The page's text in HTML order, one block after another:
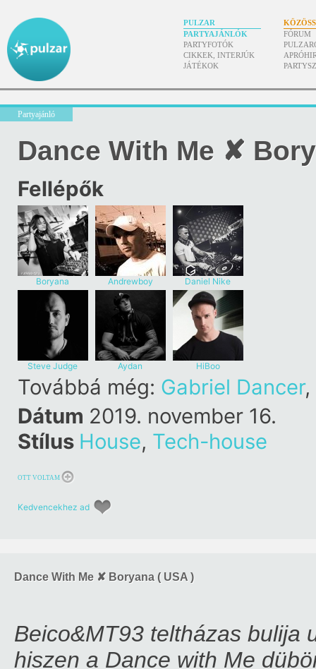
PULZAR
PARTYAJÁNLÓK
PARTYFOTÓK
CIKKEK, INTERJÚK
JÁTÉKOK
FÓRUM
Partyajánló
Dance With Me ✘
Fellépők
Boryana Andrewboy Daniel Nike
Steve Judge Aydan HiBoo
Továbbá még: Gabriel Dancer,
Dátum 2019. november 16.
Stílus House, Tech-house
OTT VOLTAM
Kedvencekhez ad
Dance With Me ✘ Boryana ( USA )
Beico&MT93 teltházas bulija
hiszen a Dance with Me